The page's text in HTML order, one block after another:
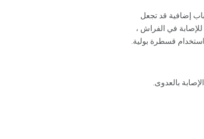
إضافية قد تجعل
في الفراش ،
قسطرة بولية.
بالعدوى.